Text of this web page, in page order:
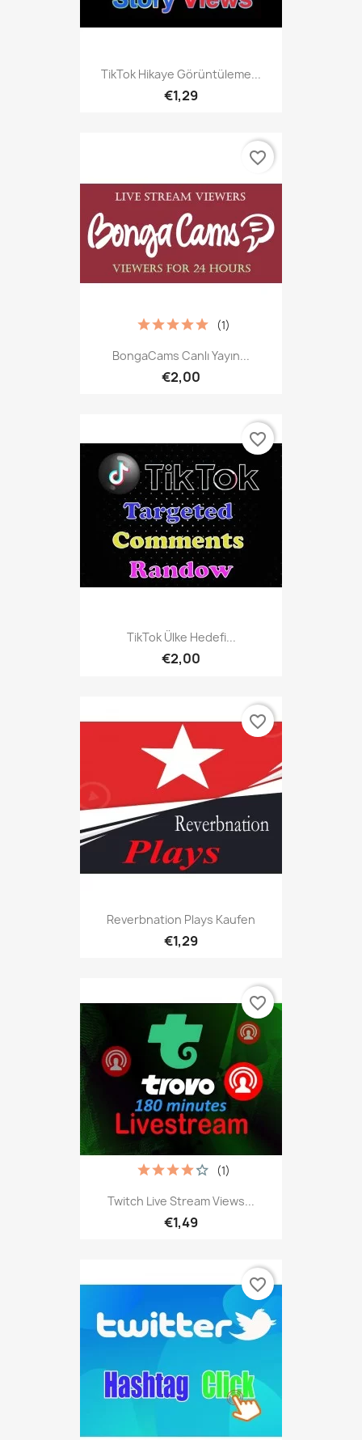
TikTok Hikaye Görüntüleme...
€1,29
BongaCams Canlı Yayın...
€2,00
(1)
favorite_border
TikTok Ülke Hedefi...
€2,00
favorite_border
Reverbnation Plays Kaufen
€1,29
favorite_border
Twitch Live Stream Views...
€1,49
(1)
favorite_border
favorite_border